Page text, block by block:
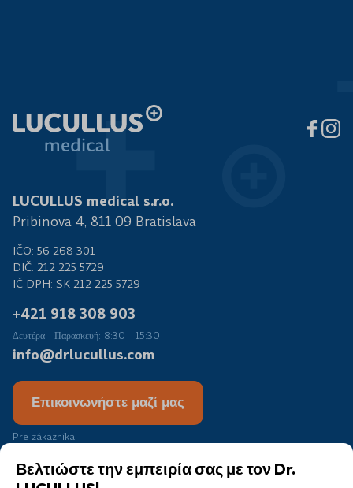
LUCULLUS medical s.r.o.
Pribinova 4, 811 09 Bratislava
IČO: 56 268 301
DIČ: 212 225 5729
IČ DPH: SK 212 225 5729
+421 918 308 903
Δευτέρα - Παρασκευή: 8:30 - 15:30
info@drlucullus.com
Επικοινωνήστε μαζί μας
Pre zákazníka
Κριτικές πελατών
Βελτιώστε την εμπειρία σας με τον Dr.